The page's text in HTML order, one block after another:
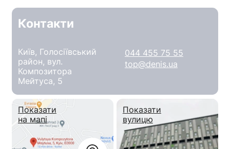
Контакти
Київ, Голосіївський
район, вул.
Композитора
Мейтуса, 5
044 455 75 55
top@denis.ua
Показати
на мапі
Показати
вулицю